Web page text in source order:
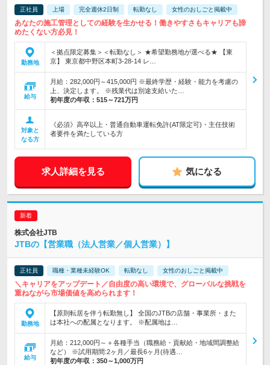
正社員 上場 完全週休2日制 転勤なし 女性のおしごと掲載中
あなたの施工管理としての経験を生かせる！働きやすさもキャリアも諦
めたくない方必見！
勤務地
＜拠点限定募集＞＜転勤なし＞ ★希望勤務地が選べる★ 【東
京】 東京都中野区本町3‐28‐14 レ…
給与
月給：282,000円～415,000円 ※最終学歴・経験・能力を考慮の
上、決定します。 ※残業代は別途支給いた…
初年度の年収： 515～721万円
対象と
なる方
《必須》高卒以上・普通自動車運転免許(AT限定可)・主任技術
者要件を満たしている方
求人詳細を見る 気になる
株式会社JTB
JTBの【営業職（法人営業／個人営業）】
正社員 職種・業種未経験OK 転勤なし 女性のおしごと掲載中
＼キャリアをアップデート／自由度の高い環境で、グローバルな挑戦を
重ねながら市場価値を高められます！
勤務地
【原則転居を伴う転勤無し】 全国のJTBの店舗・事業所・また
は本社への配属となります。 ※配属地は…
給与
月給：212,000円～＋各種手当（職務給・貢献給・地域間調整給
など） ※試用期間:2ヶ月／最長6ヶ月(待遇…
初年度の年収： 350～1,000万円